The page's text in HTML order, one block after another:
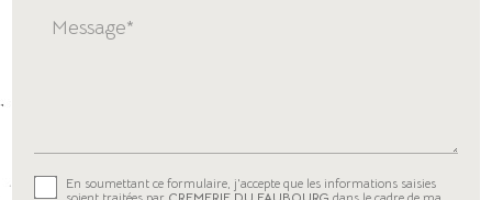
Message*
En soumettant ce formulaire, j'accepte que les informations saisies